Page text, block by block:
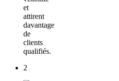
et
attirent
davantage
de
clients
qualifiés.
2